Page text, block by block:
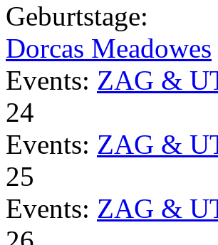
Geburtstage:
Dorcas Meadowes
Events: ZAG &
24
Events: ZAG &
25
Events: ZAG &